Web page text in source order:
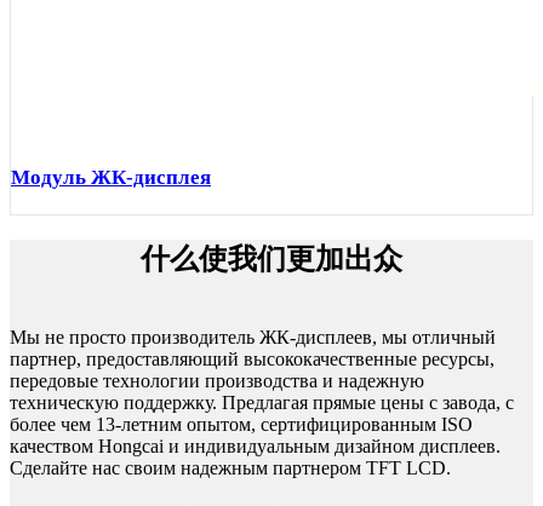
Модуль ЖК-дисплея
什么使我们更加出众
Мы не просто производитель ЖК-дисплеев, мы отличный
партнер, предоставляющий высококачественные ресурсы,
передовые технологии производства и надежную
техническую поддержку. Предлагая прямые цены с завода, с
более чем 13-летним опытом, сертифицированным ISO
качеством Hongcai и индивидуальным дизайном дисплеев.
Сделайте нас своим надежным партнером TFT LCD.